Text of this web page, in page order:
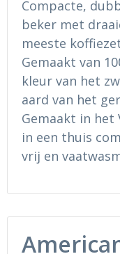
Ondergoed en
Regenkleding
Gereedschap
Schoenen
Hoofdbescherming
Sokken en
Regenkleding
Schoenen
Compacte,
beker met
meeste
Gemaakt van
kleur van het
aard van het
Gemaakt in het
in een thuis
vrij en